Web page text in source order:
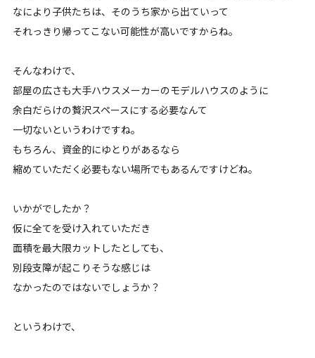
なにより子供たちは、そのうち家から出ていって
それっきり帰ってこない可能性が高いですからね。
そんなわけで、
部屋の広さも大手ハウスメーカーのモデルハウスのように
余白だらけの贅沢スペースにする必要なんて
一切ないというわけですね。
もちろん、資金的にゆとりがあるなら
縮めていただく必要もない場所でもあるんですけどね。
いかがでしたか？
仮に全てを受け入れていただき
面積を最大限カットしたとしても、
別段支障が起こりそうな感じは
なかったのではないでしょうか？
というわけで、